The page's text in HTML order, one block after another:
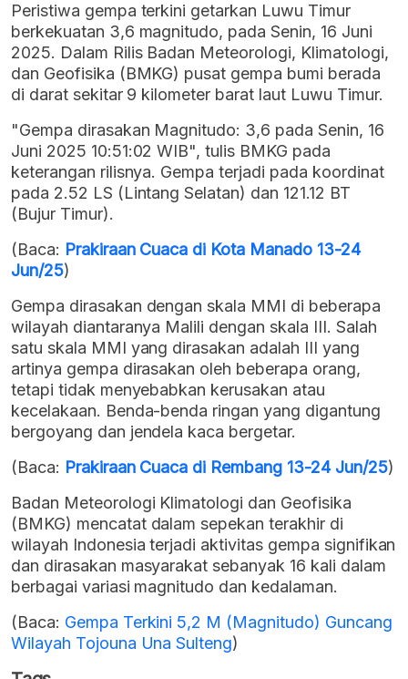
Peristiwa gempa terkini getarkan Luwu Timur
berkekuatan 3,6 magnitudo, pada Senin, 16 Juni
2025. Dalam Rilis Badan Meteorologi, Klimatologi,
dan Geofisika (BMKG) pusat gempa bumi berada
di darat sekitar 9 kilometer barat laut Luwu Timur.
"Gempa dirasakan Magnitudo: 3,6 pada Senin, 16
Juni 2025 10:51:02 WIB", tulis BMKG pada
keterangan rilisnya. Gempa terjadi pada koordinat
pada 2.52 LS (Lintang Selatan) dan 121.12 BT
(Bujur Timur).
(Baca: Prakiraan Cuaca di Kota Manado 13-24
Jun/25)
Gempa dirasakan dengan skala MMI di beberapa
wilayah diantaranya Malili dengan skala III. Salah
satu skala MMI yang dirasakan adalah III yang
artinya gempa dirasakan oleh beberapa orang,
tetapi tidak menyebabkan kerusakan atau
kecelakaan. Benda-benda ringan yang digantung
bergoyang dan jendela kaca bergetar.
(Baca: Prakiraan Cuaca di Rembang 13-24 Jun/25)
Badan Meteorologi Klimatologi dan Geofisika
(BMKG) mencatat dalam sepekan terakhir di
wilayah Indonesia terjadi aktivitas gempa signifikan
dan dirasakan masyarakat sebanyak 16 kali dalam
berbagai variasi magnitudo dan kedalaman.
(Baca: Gempa Terkini 5,2 M (Magnitudo) Guncang
Wilayah Tojouna Una Sulteng)